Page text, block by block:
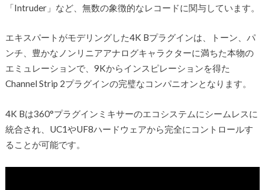
「Intruder」など、無数の象徴的なレコードに関与しています。
エキスパートがモデリングした4K Bプラグインは、トーン、パ
ンチ、豊かなノンリニアアナログキャラクターに満ちた本物の
エミュレーションで、9Kからインスピレーションを得た
Channel Strip 2プラグインの完璧なコンパニオンとなります。
4K Bは360°プラグインミキサーのエコシステムにシームレスに
統合され、UC1やUF8ハードウェアから完全にコントロールす
ることが可能です。